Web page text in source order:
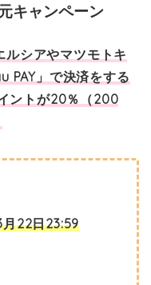
キャンペーン
ルシアやマツモトキ
PAY」で決済をする
ントが20％（200
22日23:59